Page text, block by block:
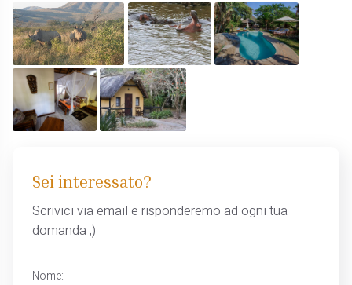
Sei interessato?
Scrivici via email e risponderemo ad ogni tua
domanda ;)
Nome: